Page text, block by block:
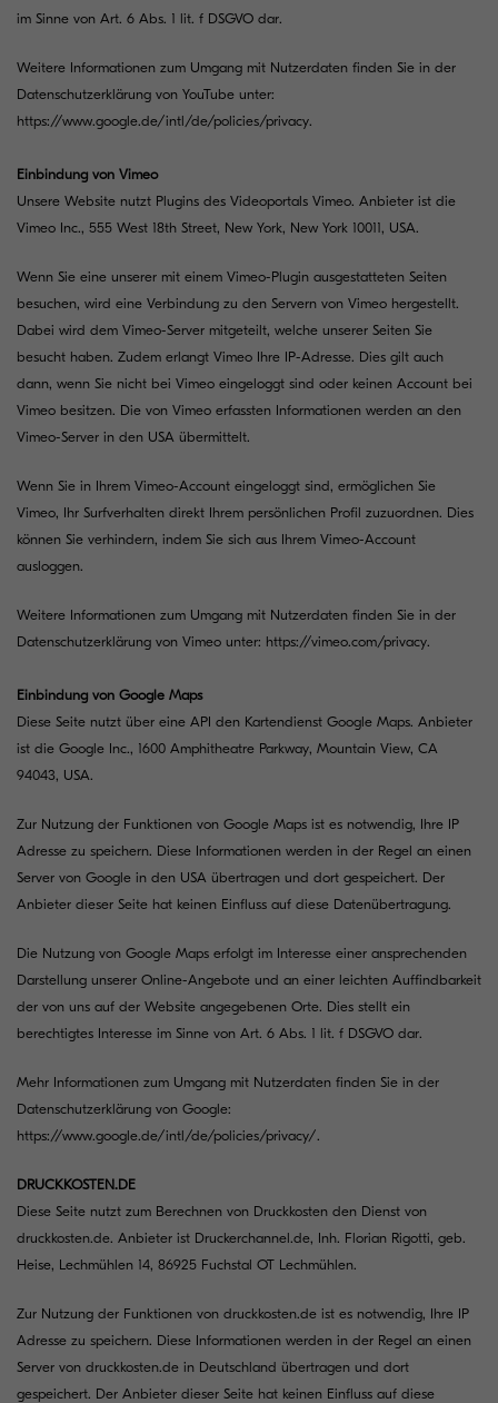
im Sinne von Art. 6 Abs. 1 lit. f DSGVO dar.
Weitere Informationen zum Umgang mit Nutzerdaten finden Sie in der
Datenschutzerklärung von YouTube unter:
https://www.google.de/intl/de/policies/privacy.
Einbindung von Vimeo
Unsere Website nutzt Plugins des Videoportals Vimeo. Anbieter ist die
Vimeo Inc., 555 West 18th Street, New York, New York 10011, USA.
Wenn Sie eine unserer mit einem Vimeo-Plugin ausgestatteten Seiten
besuchen, wird eine Verbindung zu den Servern von Vimeo hergestellt.
Dabei wird dem Vimeo-Server mitgeteilt, welche unserer Seiten Sie
besucht haben. Zudem erlangt Vimeo Ihre IP-Adresse. Dies gilt auch
dann, wenn Sie nicht bei Vimeo eingeloggt sind oder keinen Account bei
Vimeo besitzen. Die von Vimeo erfassten Informationen werden an den
Vimeo-Server in den USA übermittelt.
Wenn Sie in Ihrem Vimeo-Account eingeloggt sind, ermöglichen Sie
Vimeo, Ihr Surfverhalten direkt Ihrem persönlichen Profil zuzuordnen. Dies
können Sie verhindern, indem Sie sich aus Ihrem Vimeo-Account
ausloggen.
Weitere Informationen zum Umgang mit Nutzerdaten finden Sie in der
Datenschutzerklärung von Vimeo unter: https://vimeo.com/privacy.
Einbindung von Google Maps
Diese Seite nutzt über eine API den Kartendienst Google Maps. Anbieter
ist die Google Inc., 1600 Amphitheatre Parkway, Mountain View, CA
94043, USA.
Zur Nutzung der Funktionen von Google Maps ist es notwendig, Ihre IP
Adresse zu speichern. Diese Informationen werden in der Regel an einen
Server von Google in den USA übertragen und dort gespeichert. Der
Anbieter dieser Seite hat keinen Einfluss auf diese Datenübertragung.
Die Nutzung von Google Maps erfolgt im Interesse einer ansprechenden
Darstellung unserer Online-Angebote und an einer leichten Auffindbarkeit
der von uns auf der Website angegebenen Orte. Dies stellt ein
berechtigtes Interesse im Sinne von Art. 6 Abs. 1 lit. f DSGVO dar.
Mehr Informationen zum Umgang mit Nutzerdaten finden Sie in der
Datenschutzerklärung von Google:
https://www.google.de/intl/de/policies/privacy/.
DRUCKKOSTEN.DE
Diese Seite nutzt zum Berechnen von Druckkosten den Dienst von
druckkosten.de. Anbieter ist Druckerchannel.de, Inh. Florian Rigotti, geb.
Heise, Lechmühlen 14, 86925 Fuchstal OT Lechmühlen.
Zur Nutzung der Funktionen von druckkosten.de ist es notwendig, Ihre IP
Adresse zu speichern. Diese Informationen werden in der Regel an einen
Server von druckkosten.de in Deutschland übertragen und dort
gespeichert. Der Anbieter dieser Seite hat keinen Einfluss auf diese